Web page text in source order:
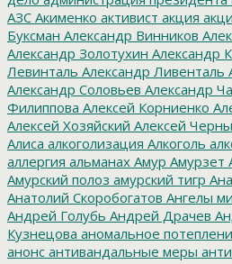
АЗС Акименко активист акция
Буксман Александр Винников
Александр Золотухин Александр
Левинталь Александр Ливенталь
Александр Соловьев Александр
Филиппова Алексей Корниенко
Алексей Хозяйский Алексей
Алиса алкоголизация Алкоголь
аллергия альманах Амур Амурзет
Амурский полоз амурский тигр
Анатолий Скоробогатов Ангелы
Андрей Голубь Андрей Драчев
Кузнецова аномальное
анонс антивандальные меры